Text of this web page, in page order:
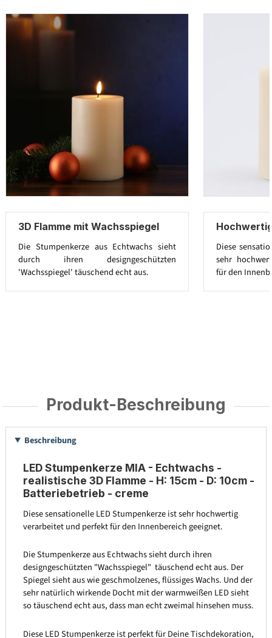
3D Flamme mit Wachsspiegel
Die Stumpenkerze aus Echtwachs sieht
durch ihren designgeschützten
'Wachsspiegel' täuschend echt aus.
Diese
sehr
für den
Produkt-Beschreibung
Beschreibung
LED Stumpenkerze MIA - Echtwachs -
realistische 3D Flamme - H: 15cm - D: 10cm -
Batteriebetrieb - creme
Diese sensationelle LED Stumpenkerze ist sehr hochwertig
verarbeitet und perfekt für den Innenbereich geeignet.
Die Stumpenkerze aus Echtwachs sieht durch ihren
designgeschützten "Wachsspiegel" täuschend echt aus. Der
Spiegel sieht aus wie geschmolzenes, flüssiges Wachs. Und der
sehr natürlich wirkende Docht mit der warmweißen LED sieht
so täuschend echt aus, dass man echt zweimal hinsehen muss.
Diese LED Stumpenkerze ist perfekt für Deine Tischdekoration,